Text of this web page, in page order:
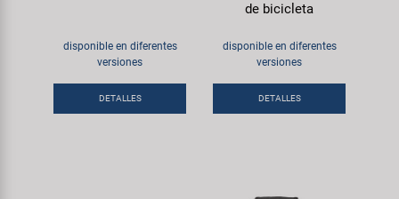
disponible en diferentes
versiones
DETALLES
de bicicleta
disponible en diferentes
versiones
DETALLES